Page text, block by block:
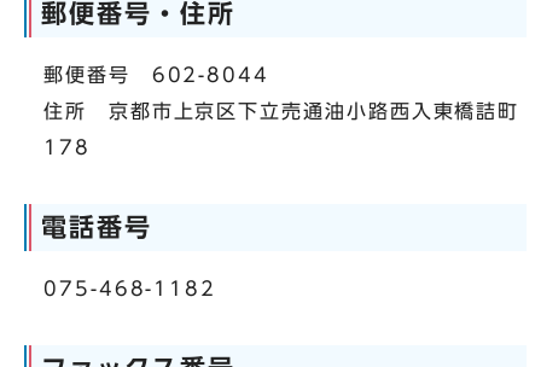
郵便番号・住所
郵便番号 602-8044
住所 京都市上京区下立売通油小路西入東橋詰町
178
電話番号
075-468-1182